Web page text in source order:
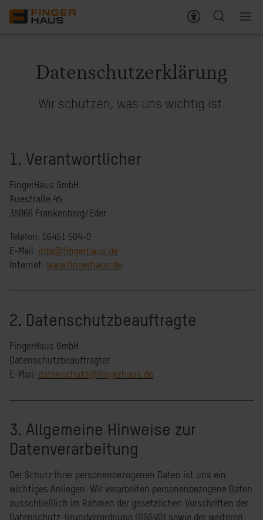
Datenschutzerklärung
Wir schützen, was uns wichtig ist.
1. Verantwortlicher
FingerHaus GmbH
Auestraße 45
35066 Frankenberg/Eder
Telefon: 06451 504-0
E-Mail: info@fingerhaus.de
Internet: www.fingerhaus.de
2. Datenschutzbeauftragte
FingerHaus GmbH
Datenschutzbeauftragter
E-Mail: datenschutz@fingerhaus.de
3. Allgemeine Hinweise zur
Datenverarbeitung
Der Schutz Ihrer personenbezogenen Daten ist uns ein
wichtiges Anliegen. Wir verarbeiten personenbezogene Daten
ausschließlich im Rahmen der gesetzlichen Vorschriften der
Datenschutz-Grundverordnung (DSGVO) sowie der weiteren